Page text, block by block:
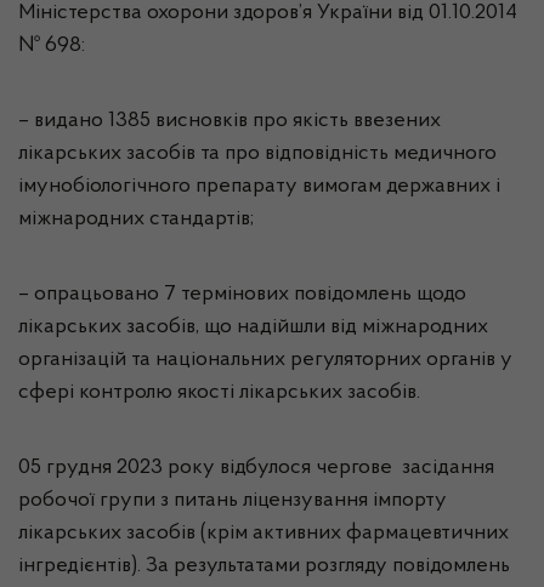
Міністерства охорони здоров’я України від 01.10.2014
№ 698:
– видано 1385 висновків про якість ввезених
лікарських засобів та про відповідність медичного
імунобіологічного препарату вимогам державних і
міжнародних стандартів;
– опрацьовано 7 термінових повідомлень щодо
лікарських засобів, що надійшли від міжнародних
організацій та національних регуляторних органів у
сфері контролю якості лікарських засобів.
05 грудня 2023 року відбулося чергове засідання
робочої групи з питань ліцензування імпорту
лікарських засобів (крім активних фармацевтичних
інгредієнтів). За результатами розгляду повідомлень